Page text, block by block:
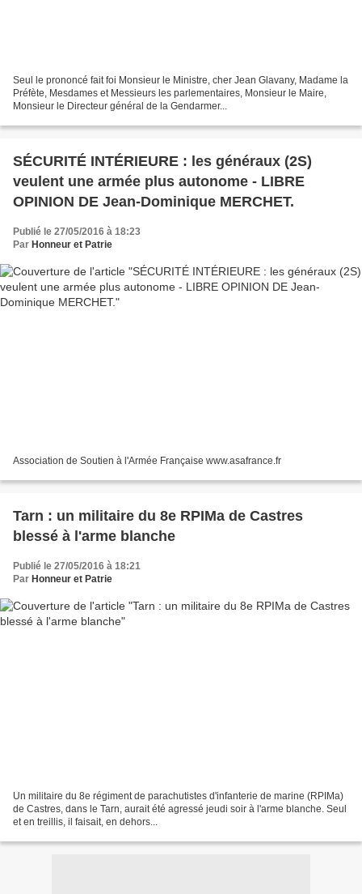
Seul le prononcé fait foi Monsieur le Ministre, cher Jean Glavany, Madame la
Préfète, Mesdames et Messieurs les parlementaires, Monsieur le Maire,
Monsieur le Directeur général de la Gendarmer...
SÉCURITÉ INTÉRIEURE : les généraux (2S)
veulent une armée plus autonome - LIBRE
OPINION DE Jean-Dominique MERCHET.
Publié le 27/05/2016 à 18:23
Par Honneur et Patrie
Association de Soutien à l'Armée Française www.asafrance.fr
Tarn : un militaire du 8e RPIMa de Castres
blessé à l'arme blanche
Publié le 27/05/2016 à 18:21
Par Honneur et Patrie
Un militaire du 8e régiment de parachutistes d'infanterie de marine (RPIMa)
de Castres, dans le Tarn, aurait été agressé jeudi soir à l'arme blanche. Seul
et en treillis, il faisait, en dehors...